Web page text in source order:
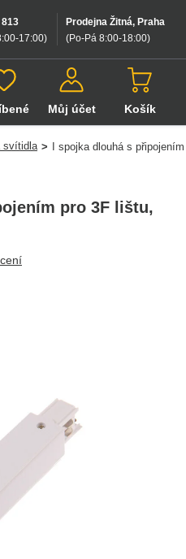
Prodejna Žitná, Praha
(Po-Pá 8:00-18:00)
17:00)
Můj účet Košík
svítidla > I spojka dlouhá s
pro 3F lištu,